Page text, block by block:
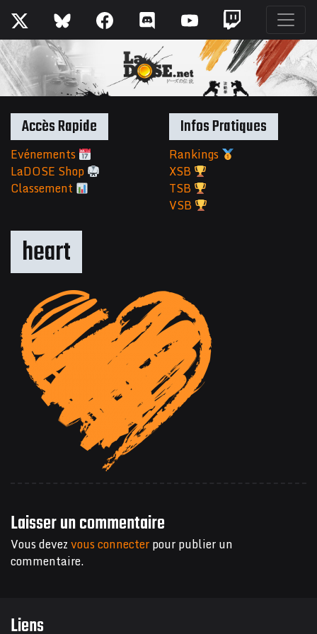
heart
Laisser un commentaire
Vous devezvous connecterpour publier un
commentaire.
Accès Rapide
Evénements
LaDOSE Shop
Classement
Infos Pratiques
Rankings
XSB
TSB
VSB
Liens